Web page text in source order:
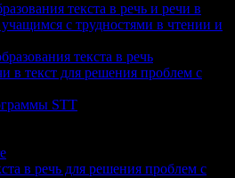
текста в речь и речи в
с трудностями в чтении и
текста в речь
в текст для решения проблем с
STT
в речь для решения проблем с